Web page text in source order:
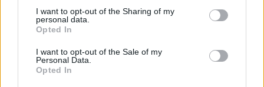
not limited to your visit or usage behaviour. You may click to
grant or deny consent to Google and its third-party tags to
use your data for below specified purposes in below Google
consent section.
I want to opt-out of the Sharing of my
personal data.
Opted In
I want to opt-out of the Sale of my
Personal Data.
Opted In
Fiziker Róbert